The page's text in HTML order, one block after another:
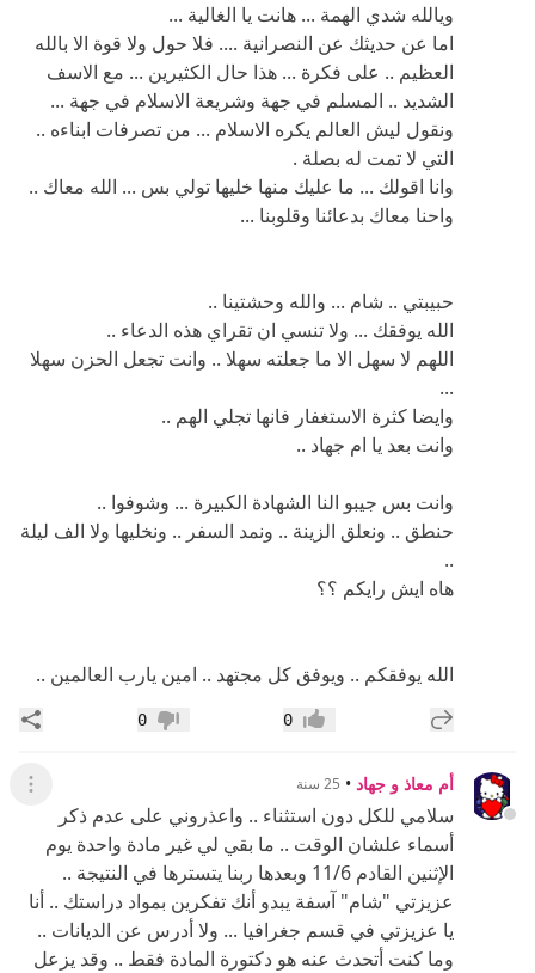
ويالله شدي الهمة ... هانت يا الغالية ...
اما عن حديثك عن النصرانية .... فلا حول ولا قوة الا بالله
العظيم .. على فكرة ... هذا حال الكثيرين ... مع الاسف
الشديد .. المسلم في جهة وشريعة الاسلام في جهة ...
ونقول ليش العالم يكره الاسلام ... من تصرفات ابناءه ..
التي لا تمت له بصلة .
وانا اقولك ... ما عليك منها خليها تولي بس ... الله معاك ..
واحنا معاك بدعائنا وقلوبنا ...
حبيبتي .. شام ... والله وحشتينا ..
الله يوفقك ... ولا تنسي ان تقراي هذه الدعاء ..
اللهم لا سهل الا ما جعلته سهلا .. وانت تجعل الحزن سهلا
...
وايضا كثرة الاستغفار فانها تجلي الهم ..
وانت بعد يا ام جهاد ..
وانت بس جيبو النا الشهادة الكبيرة ... وشوفوا ..
حنطق .. ونعلق الزينة .. ونمد السفر .. ونخليها ولا الف ليلة
..
هاه ايش رايكم ؟؟
الله يوفقكم .. ويوفق كل مجتهد .. امين يارب العالمين ..
إضافة رد جديد إعجاب0 عدم إعجاب
0
أم معاذ و جهاد • 25 سنة عرض
سلامي للكل دون استثناء .. واعذروني على عدم ذكر
أسماء علشان الوقت .. ما بقي لي غير مادة واحدة يوم
الإثنين القادم 11/6 وبعدها ربنا يتسترها في النتيجة ..
عزيزتي "شام" آسفة يبدو أنك تفكرين بمواد دراستك .. أنا
يا عزيزتي في قسم جغرافيا ... ولا أدرس عن الديانات ..
وما كنت أتحدث عنه هو دكتورة المادة فقط .. وقد يزعل